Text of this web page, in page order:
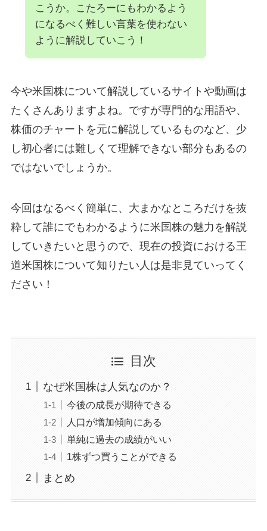
こうか。こたろーにもわかるよう
になるべく難しい言葉を使わない
ように解説していこう！
今や米国株について解説しているサイトや動画は
たくさんありますよね。ですが専門的な用語や、
株価のチャートを元に解説しているものなど、少
し初心者には難しくて理解できない部分もあるの
ではないでしょうか。
今回はなるべく簡単に、大まかなところだけを抜
粋して誰にでもわかるように米国株の魅力を解説
していきたいと思うので、現在の投資における王
道米国株について知りたい人は是非見ていってく
ださい！
目次
なぜ米国株は人気なのか？
今後の成長が期待できる
人口が増加傾向にある
単純に過去の成績がいい
1株ずつ買うことができる
まとめ